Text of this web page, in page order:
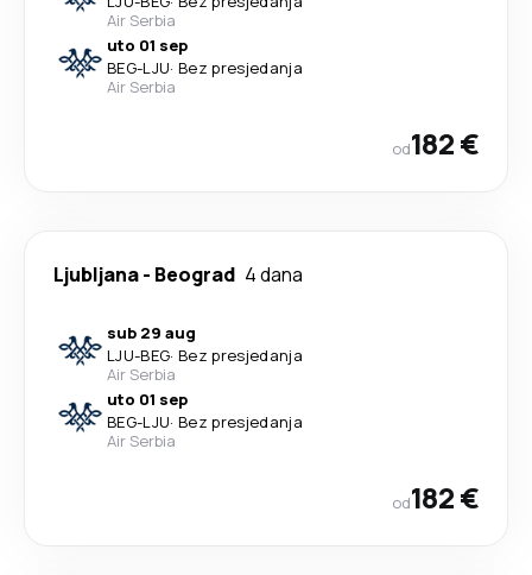
Air Serbia
uto 01 sep
BEG-LJU· Bez presjedanja
Air Serbia
od182 €
Ljubljana- Beograd 4 dana
sub 29 aug
LJU-BEG· Bez presjedanja
Air Serbia
uto 01 sep
BEG-LJU· Bez presjedanja
Air Serbia
od182 €